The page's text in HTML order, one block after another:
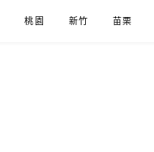
桃園 新竹 苗栗